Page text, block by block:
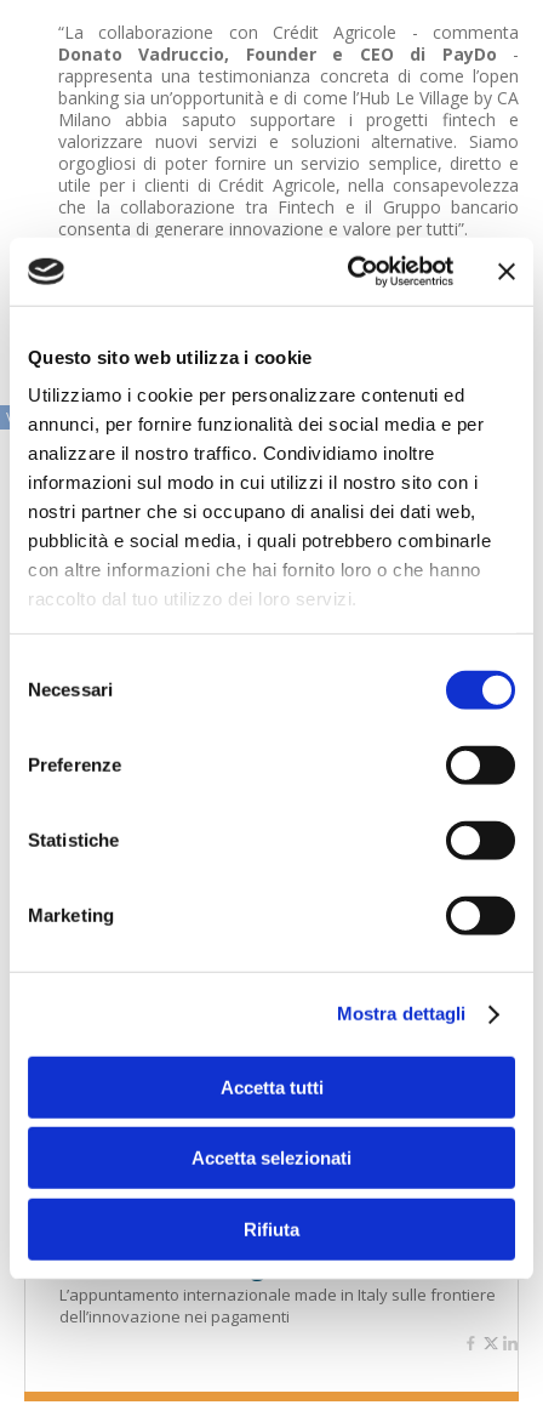
Questo sito web utilizza i cookie
Utilizziamo i cookie per personalizzare contenuti ed
annunci, per fornire funzionalità dei social media e per
analizzare il nostro traffico. Condividiamo inoltre
informazioni sul modo in cui utilizzi il nostro sito con i
nostri partner che si occupano di analisi dei dati web,
pubblicità e social media, i quali potrebbero combinarle
con altre informazioni che hai fornito loro o che hanno
raccolto dal tuo utilizzo dei loro servizi.
delNecessari
Preferenze
Statistiche
Marketing
Mostra dettagli
Accetta tutti
Accetta selezionati
Rifiuta
“La collaborazione con Crédit Agricole - commenta
Donato Vadruccio, Founder e CEO di PayDo -
rappresenta una testimonianza concreta di come l’open
banking sia un’opportunità e di come l’Hub Le Village by CA
Milano abbia saputo supportare i progetti fintech e
valorizzare nuovi servizi e soluzioni alternative. Siamo
orgogliosi di poter fornire un servizio semplice, diretto e
utile per i clienti di Crédit Agricole, nella consapevolezza
che la collaborazione tra Fintech e il Gruppo bancario
consenta di generare innovazione e valore per tutti”.
VAI ALLA SEZIONE IN PRIMO PIANO
Il Salone dei Pagamenti 2025
L’appuntamento internazionale made in Italy sulle frontiere
dell’innovazione nei pagamenti